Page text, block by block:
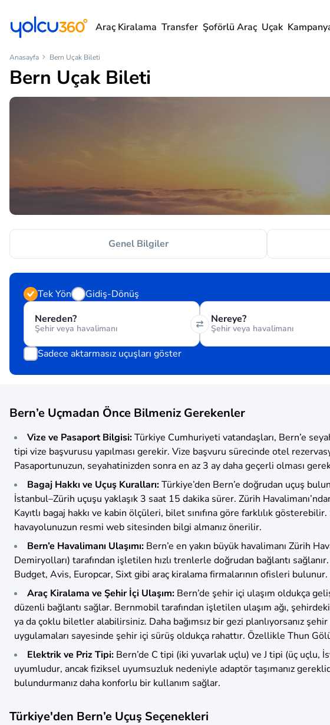
Araç Kiralama Transfer Şoförlü Araç Uçak
Anasayfa Bern Uçak Bileti
Bern Uçak Bileti
Genel Bilgiler
Tek Yön
Gidiş-Dönüş
Nereden?
Nereye?
Sadece aktarmasız uçuşları göster
Bern’e Uçmadan Önce Bilmeniz Gerekenler
Vize ve Pasaport Bilgisi:Türkiye Cumhuriyeti vatandaşları, Bern’e
tipi vize başvurusu yapılması gerekir. Vize başvuru sürecinde otel
Pasaportunuzun, seyahatinizden sonra en az 3 ay daha geçerli olması
Bagaj Hakkı ve Uçuş Kuralları:Türkiye’den Bern’e doğrudan uçuş
İstanbul–Zürih uçuşu yaklaşık 3 saat 15 dakika sürer. Zürih
Kayıtlı bagaj hakkı ve kabin ölçüleri, bilet sınıfına göre farklılık
havayolunuzun resmi web sitesinden bilgi almanız önerilir.
Bern’e Havalimanı Ulaşımı: Bern’e en yakın büyük havalimanı Zürih
Demiryolları) tarafından işletilen hızlı trenlerle doğrudan bağlantı
Budget, Avis, Europcar, Sixt gibi araç kiralama firmalarının ofisleri
Araç Kiralama ve Şehir İçi Ulaşım: Bern’de şehir içi ulaşım oldukça
düzenli bağlantı sağlar. Bernmobil tarafından işletilen ulaşım ağı,
ya da çoklu biletler alabilirsiniz. Daha bağımsız bir gezi planlıyorsanız
uygulamaları sayesinde şehir içi sürüş oldukça rahattır. Özellikle Thun
Elektrik ve Priz Tipi: Bern’de C tipi (iki yuvarlak uçlu) ve J tipi (üç
uyumludur, ancak fiziksel uyumsuzluk nedeniyle adaptör taşımanız
bulundurmanız daha konforlu bir kullanım sağlar.
Türkiye'den Bern’e Uçuş Seçenekleri